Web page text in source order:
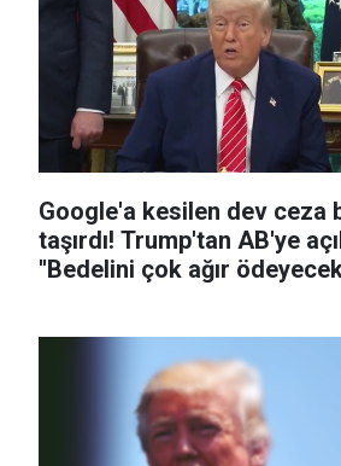
Google'a kesilen dev ceza
taşırdı! Trump'tan AB'ye
''Bedelini çok ağır